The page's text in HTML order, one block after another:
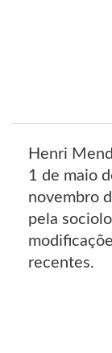
Henri
1 de maio
novembro
pela
recentes.